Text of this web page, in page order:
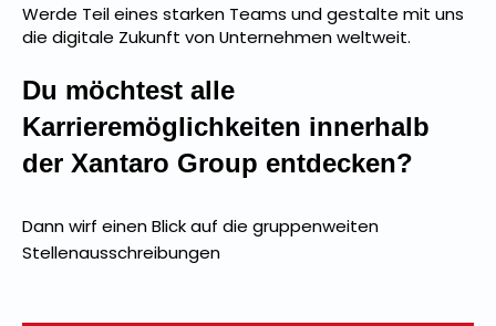
Werde Teil eines starken Teams und gestalte mit uns
die digitale Zukunft von Unternehmen weltweit.
Du möchtest alle
Karrieremöglichkeiten innerhalb
der Xantaro Group entdecken?
Dann wirf einen Blick auf die gruppenweiten
Stellenausschreibungen